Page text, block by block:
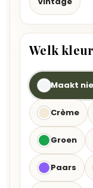
Welk
Maakt
Crème
Groen
Paars